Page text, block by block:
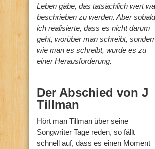
Leben gäbe, das tatsächlich wert
beschrieben zu werden. Aber sobald
ich realisierte, dass es nicht darum
geht, worüber man schreibt,
wie man es schreibt, wurde es zu
einer Herausforderung.
Der Abschied von J
Tillman
Hört man Tillman über seine
Songwriter Tage reden, so fällt
schnell auf, dass es einen Moment